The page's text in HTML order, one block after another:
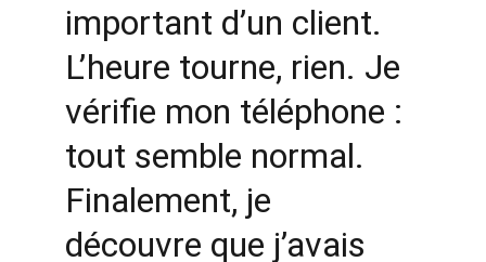
important d’un client.
L’heure tourne, rien. Je
vérifie mon téléphone :
tout semble normal.
Finalement, je
découvre que j’avais